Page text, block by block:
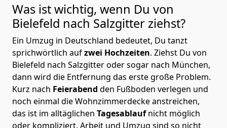
Was ist wichtig, wenn Du von
Bielefeld nach Salzgitter ziehst?
Ein Umzug in Deutschland bedeutet, Du tanzt
sprichwörtlich aufzwei Hochzeiten. Ziehst Du von
Bielefeld nach Salzgitter oder sogar nach München,
dann wird die Entfernung das erste große Problem.
Kurz nach Feierabend den Fußboden verlegen und
noch einmal die Wohnzimmerdecke anstreichen,
das ist im alltäglichen Tagesablaufnicht möglich
oder kompliziert. Arbeit und Umzug sind so nicht